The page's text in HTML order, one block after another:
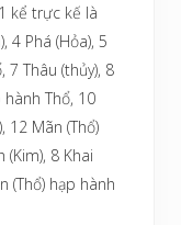
kể trực kế là
4 Phá (Hỏa), 5
7 Thâu (thủy), 8
hành Thổ, 10
12 Mãn (Thổ)
8 Khai
(Thổ) hạp hành